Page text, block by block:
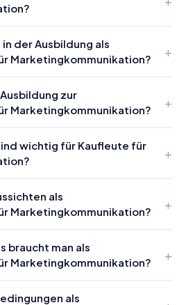
der Ausbildung als
Marketingkommunikation?
zur
Marketingkommunikation?
wichtig für Kaufleute für
als
Marketingkommunikation?
braucht man als
Marketingkommunikation?
als